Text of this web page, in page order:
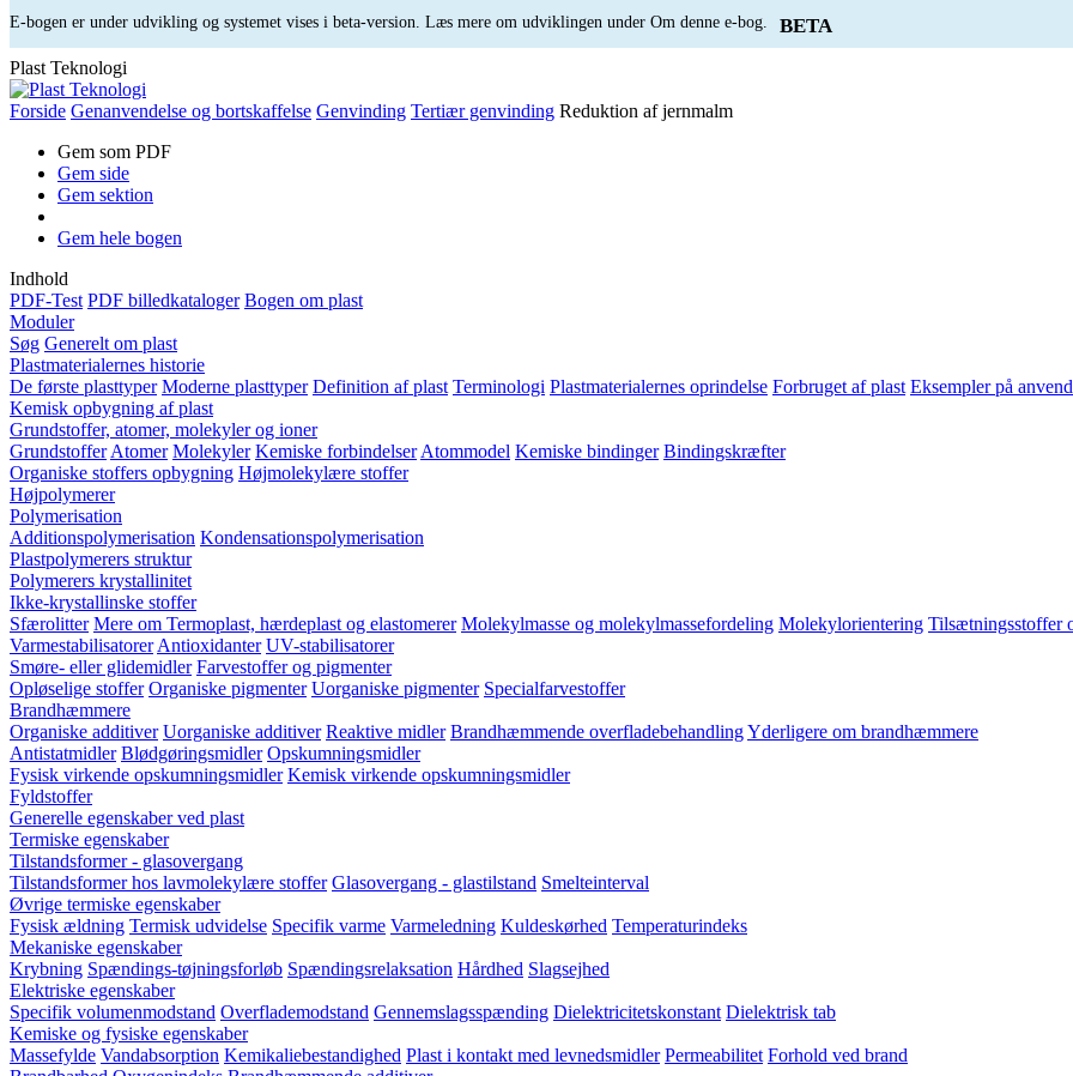
E-bogen er under udvikling og systemet vises i beta-version. Læs mere om udviklingen under Om denne e-bog. BETA
Plast Teknologi
Forside Genanvendelse og bortskaffelse Genvinding Tertiær genvinding Reduktion af jernmalm
Gem som PDF
Gem side
Gem sektion
Gem hele bogen
Indhold
PDF-Test PDF billedkataloger Bogen om plast
Moduler
Søg Generelt om plast
Plastmaterialernes historie
De første plasttyper Moderne plasttyper Definition af plast Terminologi Plastmaterialernes oprindelse Forbruget af plast Eksempler på
Kemisk opbygning af plast
Grundstoffer, atomer, molekyler og ioner
Grundstoffer Atomer Molekyler Kemiske forbindelser Atommodel Kemiske bindinger Bindingskræfter
Organiske stoffers opbygning Højmolekylære stoffer
Højpolymerer
Polymerisation
Additionspolymerisation Kondensationspolymerisation
Plastpolymerers struktur
Polymerers krystallinitet
Ikke-krystallinske stoffer
Sfærolitter Mere om Termoplast, hærdeplast og elastomerer Molekylmasse og molekylmassefordeling Molekylorientering Tilsætningsstoffer
Varmestabilisatorer Antioxidanter UV-stabilisatorer
Smøre- eller glidemidler Farvestoffer og pigmenter
Opløselige stoffer Organiske pigmenter Uorganiske pigmenter Specialfarvestoffer
Brandhæmmere
Organiske additiver Uorganiske additiver Reaktive midler Brandhæmmende overfladebehandlingYderligere om brandhæmmere
Antistatmidler Blødgøringsmidler Opskumningsmidler
Fysisk virkende opskumningsmidler Kemisk virkende opskumningsmidler
Fyldstoffer
Generelle egenskaber ved plast
Termiske egenskaber
Tilstandsformer - glasovergang
Tilstandsformer hos lavmolekylære stoffer Glasovergang - glastilstand Smelteinterval
Øvrige termiske egenskaber
Fysisk ældning Termisk udvidelse Specifik varme Varmeledning Kuldeskørhed Temperaturindeks
Mekaniske egenskaber
Krybning Spændings-tøjningsforløb Spændingsrelaksation Hårdhed Slagsejhed
Elektriske egenskaber
Specifik volumenmodstand Overflademodstand Gennemslagsspænding Dielektricitetskonstant Dielektrisk tab
Kemiske og fysiske egenskaber
Massefylde Vandabsorption Kemikaliebestandighed Plast i kontakt med levnedsmidler Permeabilitet Forhold ved brand